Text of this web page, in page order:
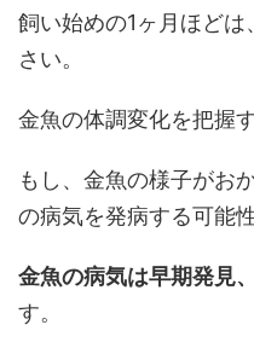
飼い始めの1ヶ月ほど
さい。
金魚の体調変化を把握
もし、金魚の様子がお
の病気を発病する可能
金魚の病気は早期発見
す。